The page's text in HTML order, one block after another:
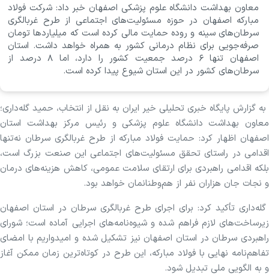
معاون بهداشت دانشگاه علوم پزشکی اصفهان خبر داد: شرکت فولاد
مبارکه اصفهان در حوزه مسئولیت‌های اجتماعی از طرح‌ غربالگری
سرطان‌های سینه و روده حمایت مالی کرده است که میلیارد‌ها تومان
صرفه‌جویی برای نظام درمانی کشور به همراه خواهد داشت. استان
اصفهان تنها ۶ درصد جمعیت کشور را دارد، اما ۸ درصد از
سرطان‌های کشور در این استان شیوع پیدا کرده است.
به گزارش پایگاه خبری تحلیلی خیر ایران به نقل از انتخاب، حمید گله‌داری؛
معاون بهداشت دانشگاه علوم پزشکی و رئیس مرکز بهداشت استان
اصفهان اظهار کرد: حمایت فولاد مبارکه از طرح غربالگری سرطان نه‌تنها
اقدامی در راستای تحقق مسئولیت‌های اجتماعی این صنعت بزرگ است،
بلکه اقدامی راهبردی برای ارتقای سلامت عمومی، کاهش هزینه‌های درمان
و نجات جان هزاران نفر از هم‌وطنانمان خواهد بود.
گله‌داری تأکید کرد: برای اجرای طرح غربالگری سرطان در استان اصفهان
زیرساخت‌های لازم فراهم شده و شیوه‌نامه‌های اجرایی آماده است؛ شورای
راهبردی سرطان در استان اصفهان نیز تشکیل شده و امیدواریم با امضای
تفاهم‌نامه نهایی با فولاد مبارکه، این طرح در کوتاه‌ترین زمان ممکن آغاز
و به الگویی ملی تبدیل شود.